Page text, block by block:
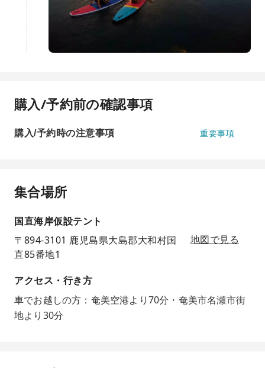
購入/予約前の確認事項
購入/予約時の注意事項 重要事項
集合場所
国直海岸仮設テント
〒894-3101 鹿児島県大島郡大和村国
直85番地1
地図で見る
アクセス・行き方
車でお越しの方：奄美空港より70分・奄美市名瀬市街
地より30分